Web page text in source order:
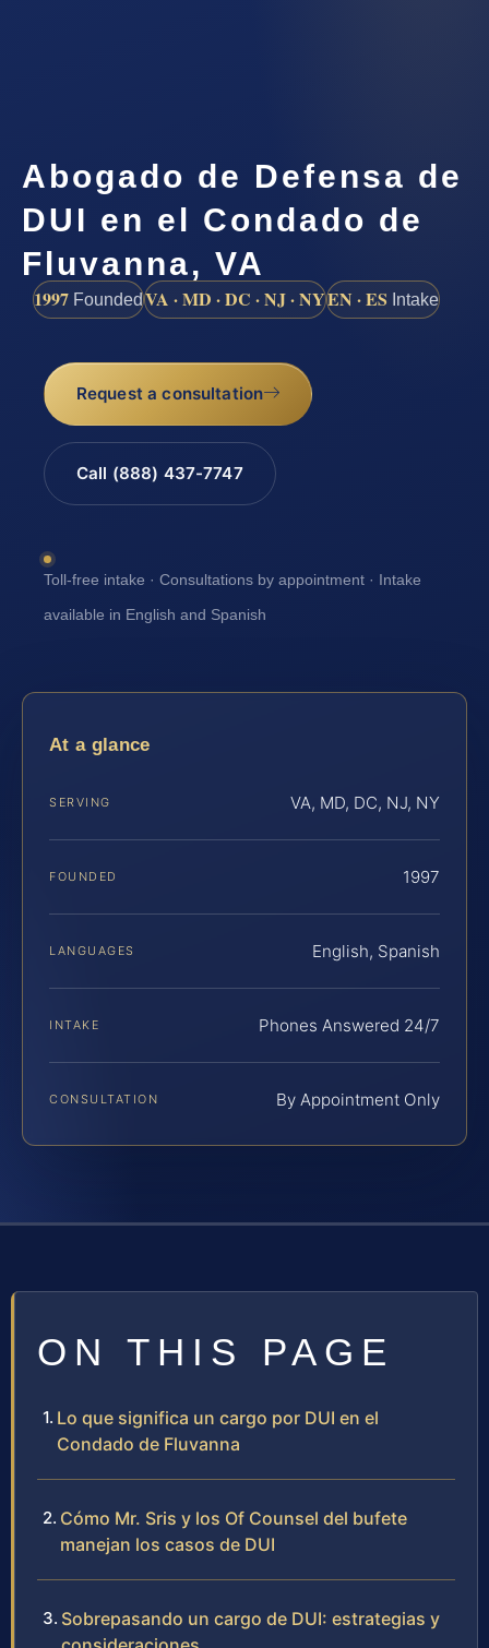
Abogado de Defensa de
DUI en el Condado de
Fluvanna, VA
1997 FoundedVA · MD · DC · NJ · NYEN · ES Intake
Request a consultation
Call (888) 437-7747
Toll-free intake · Consultations by appointment · Intake
available in English and Spanish
At a glance
SERVING VA, MD, DC, NJ, NY
FOUNDED 1997
LANGUAGES English, Spanish
INTAKE Phones Answered 24/7
CONSULTATION By Appointment Only
ON THIS PAGE
Lo que significa un cargo por DUI en el
Condado de Fluvanna
Cómo Mr. Sris y los Of Counsel del bufete
manejan los casos de DUI
Sobrepasando un cargo de DUI: estrategias y